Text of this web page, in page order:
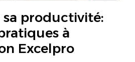
productivité:
à
Excelpro